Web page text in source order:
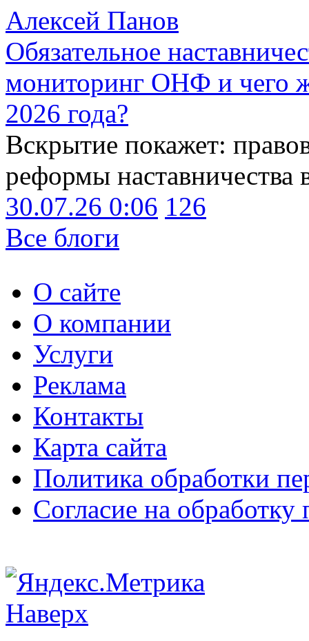
Алексей Панов
Обязательное
мониторинг ОНФ и чего
2026 года?
Вскрытие покажет:
реформы наставничества
30.07.26 0:06 126
Все блоги
О сайте
О компании
Услуги
Реклама
Контакты
Карта сайта
Политика обработки
Согласие на
Наверх